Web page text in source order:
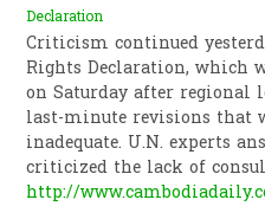
Declaration
Criticism continued
Rights Declaration, which
on Saturday after regional
last-minute revisions that
inadequate. U.N. experts
criticized the lack of
http://